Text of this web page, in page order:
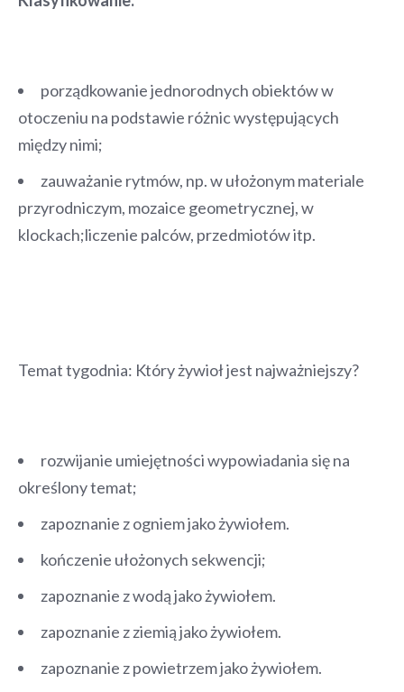
porządkowanie jednorodnych obiektów w
otoczeniu na podstawie różnic występujących
między nimi;
zauważanie rytmów, np. w ułożonym materiale
przyrodniczym, mozaice geometrycznej, w
klockach;liczenie palców, przedmiotów itp.
Temat tygodnia: Który żywioł jest najważniejszy?
rozwijanie umiejętności wypowiadania się na
określony temat;
zapoznanie z ogniem jako żywiołem.
kończenie ułożonych sekwencji;
zapoznanie z wodą jako żywiołem.
zapoznanie z ziemią jako żywiołem.
zapoznanie z powietrzem jako żywiołem.